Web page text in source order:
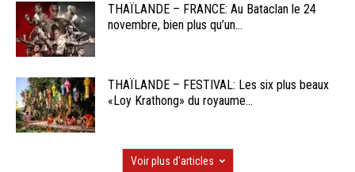
THAÏLANDE – FRANCE: Au Bataclan le 24
novembre, bien plus qu’un...
THAÏLANDE – FESTIVAL: Les six plus beaux
«Loy Krathong» du royaume...
Voir plus d'articles